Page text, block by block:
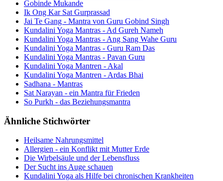
Gobinde Mukande
Ik Ong Kar Sat Gurprassad
Jai Te Gang - Mantra von Guru Gobind Singh
Kundalini Yoga Mantras - Ad Gureh Nameh
Kundalini Yoga Mantras - Ang Sang Wahe Guru
Kundalini Yoga Mantras - Guru Ram Das
Kundalini Yoga Mantras - Pavan Guru
Kundalini Yoga Mantren - Akal
Kundalini Yoga Mantren - Ardas Bhai
Sadhana - Mantras
Sat Narayan - ein Mantra für Frieden
So Purkh - das Beziehungsmantra
Ähnliche Stichwörter
Heilsame Nahrungsmittel
Allergien - ein Konflikt mit Mutter Erde
Die Wirbelsäule und der Lebensfluss
Der Sucht ins Auge schauen
Kundalini Yoga als Hilfe bei chronischen Krankheiten